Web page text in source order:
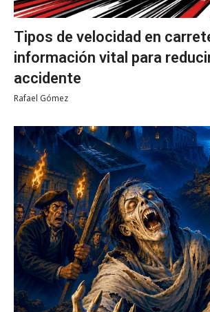
Tipos de velocidad en
información vital para
accidente
Rafael Gómez